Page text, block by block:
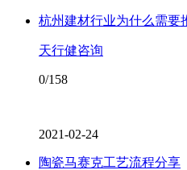
杭州建材行业为什么需要
天行健咨询
0/158
2021-02-24
陶瓷马赛克工艺流程分享